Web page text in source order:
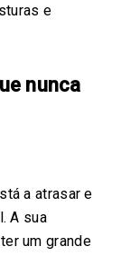
e
nunca
a atrasar e
A sua
um grande